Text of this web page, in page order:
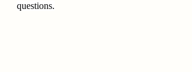
questions.